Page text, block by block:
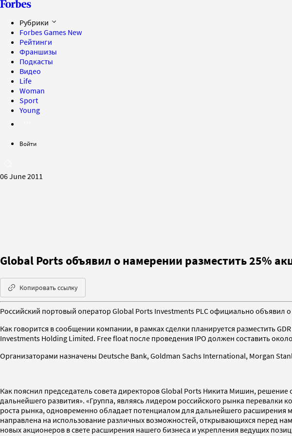
Рубрики
Forbes Games New
Рейтинги
Франшизы
Подкасты
Видео
Life
Woman
Sport
Young
Войти
06 June 2011
Global Ports объявил о намерении разместить 25%
Копировать ссылку
Российский портовый оператор Global Ports Investments PLC официально
Как говорится в сообщении компании, в рамках сделки планируется разместить
Investments Holding Limited. Free float после проведения IPO должен составить
Организаторами назначены Deutsche Bank, Goldman Sachs International, Morgan
Как пояснил председатель совета директоров Global Ports Никита Мишин, решение
дальнейшего развития». «Группа, являясь лидером российского рынка
роста рынка, одновременно обладает потенциалом для дальнейшего
направлена на использование различных возможностей, открывающихся перед
новых акционеров в свете расширения нашего бизнеса и укрепления ведущих